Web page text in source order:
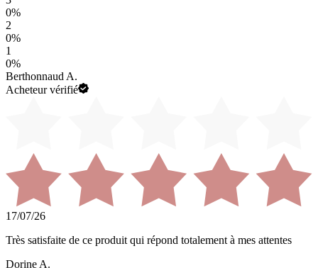
0%
2
0%
1
0%
Berthonnaud A.
Acheteur vérifié
17/07/26
Très satisfaite de ce produit qui répond totalement à mes attentes
Dorine A.